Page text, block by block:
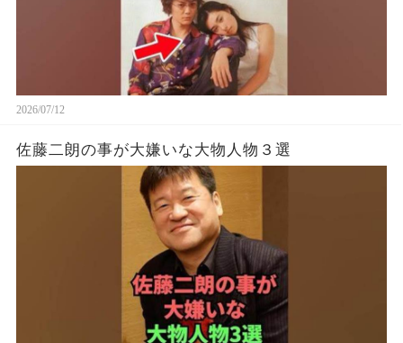
2026/07/12
佐藤二朗の事が大嫌いな大物人物３選